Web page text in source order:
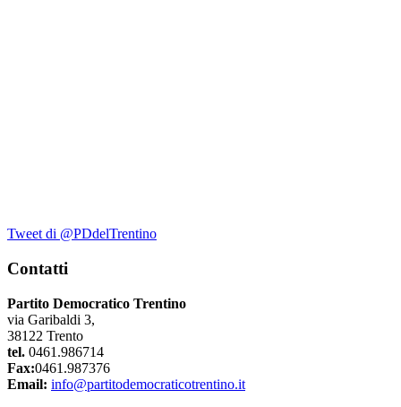
Tweet di @PDdelTrentino
Contatti
Partito Democratico Trentino
via Garibaldi 3,
38122 Trento
tel. 0461.986714
Fax:0461.987376
Email: info@partitodemocraticotrentino.it